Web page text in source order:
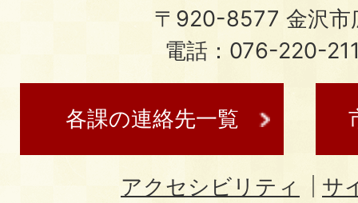
〒920-8577 金沢市
電話：076-220-
各課の連絡先一覧
アクセシビリティ
サ